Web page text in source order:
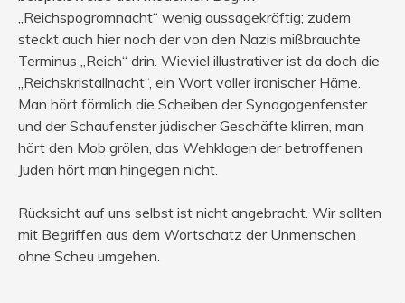
„Reichspogromnacht“ wenig aussagekräftig; zudem
steckt auch hier noch der von den Nazis mißbrauchte
Terminus „Reich“ drin. Wieviel illustrativer ist da doch die
„Reichskristallnacht“, ein Wort voller ironischer Häme.
Man hört förmlich die Scheiben der Synagogenfenster
und der Schaufenster jüdischer Geschäfte klirren, man
hört den Mob grölen, das Wehklagen der betroffenen
Juden hört man hingegen nicht.
Rücksicht auf uns selbst ist nicht angebracht. Wir sollten
mit Begriffen aus dem Wortschatz der Unmenschen
ohne Scheu umgehen.